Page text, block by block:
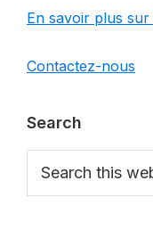
Footer
En savoir plus
Contactez-nous
Search
this